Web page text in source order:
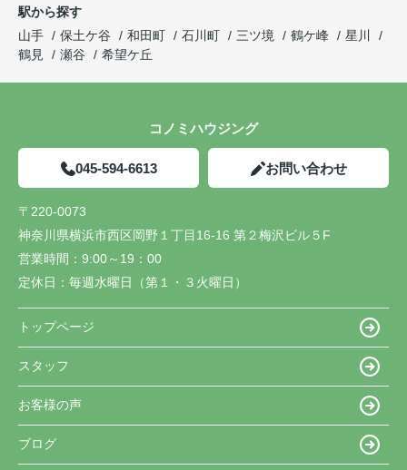
駅から探す
山手
保土ケ谷 和田町 石川町 三ツ境 鶴ケ峰
星川
鶴見
瀬谷 希望ケ丘
コノミハウジング
045-594-6613 お問い合わせ
〒220-0073
神奈川県横浜市西区岡野１丁目16-16 第２梅沢ビル５F
営業時間： 9:00～19：00
定休日： 毎週水曜日（第１・３火曜日）
トップページ
スタッフ
お客様の声
ブログ